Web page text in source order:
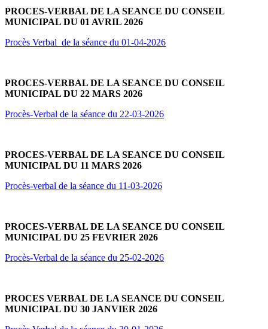
PROCES-VERBAL DE LA SEANCE DU CONSEIL
MUNICIPAL DU 01 AVRIL 2026
Procès Verbal de la séance du 01-04-2026
PROCES-VERBAL DE LA SEANCE DU CONSEIL
MUNICIPAL DU 22 MARS 2026
Procès-Verbal de la séance du 22-03-2026
PROCES-VERBAL DE LA SEANCE DU CONSEIL
MUNICIPAL DU 11 MARS 2026
Procès-verbal de la séance du 11-03-2026
PROCES-VERBAL DE LA SEANCE DU CONSEIL
MUNICIPAL DU 25 FEVRIER 2026
Procès-Verbal de la séance du 25-02-2026
PROCES VERBAL DE LA SEANCE DU CONSEIL
MUNICIPAL DU 30 JANVIER 2026